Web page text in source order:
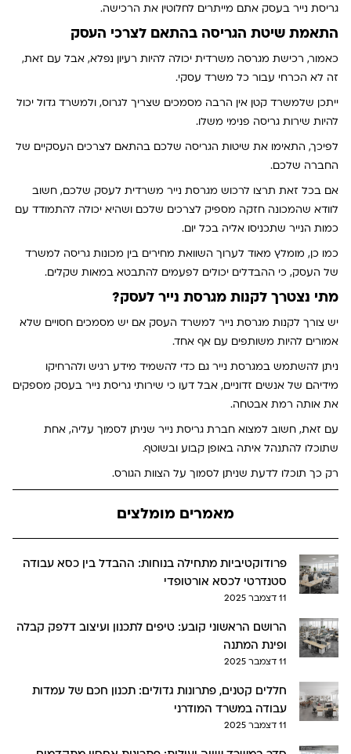
גריסת נייר בעסק אתם מייתרים לחלוטין את הרכישה.
התאמת שיטת הגריסה בהתאם לצרכי העסק
כאמור, רכישת מגרסה משרדית יכולה להיות רעיון נפלא, אבל עם זאת,
זה לא הכרחי עבור כל משרד עסקי.
ייתכן שלמשרד קטן אין הרבה מסמכים שצריך לגרוס, ולמשרד גדול יכול
להיות שירות גריסה פנימי משלו.
לפיכך, התאימו את שיטות הגריסה שלכם בהתאם לצרכים העסקיים של
החברה שלכם.
אם בכל זאת תרצו לרכוש מגרסת נייר משרדית לעסק שלכם, חשוב
לוודא שהמכונה חזקה מספיק לצרכים שלכם ושהיא יכולה להתמודד עם
כמות הנייר שתכניסו אליה בכל יום.
כמו כן, מומלץ מאוד לערוך השוואת מחירים בין מכונות גריסה למשרד
של העסק, כי ההבדלים יכולים לפעמים להתבטא במאות שקלים.
מתי נצטרך לקנות מגרסת נייר לעסק?
יש צורך לקנות מגרסת נייר למשרד העסק אם יש מסמכים חסויים שלא
אמורים להיות משותפים עם אף אחד.
ניתן להשתמש במגרסת נייר גם כדי להשמיד מידע רגיש ולהרחיקו
מידיהם של אנשים זדוניים, אבל דעו כי שירותי גריסת נייר בעסק מספקים
את אותה רמת אבטחה.
עם זאת, חשוב למצוא חברת גריסת נייר שניתן לסמוך עליה, אחת
שתוכלו להתנהל איתה באופן קבוע ובשוטף.
רק כך תוכלו לדעת שניתן לסמוך על הצוות הגורס.
מאמרים מומלצים
פרודוקטיביות מתחילה בנוחות: ההבדל בין כסא עבודה
סטנדרטי לכסא אורטופדי
11 דצמבר 2025
הרושם הראשוני קובע: טיפים לתכנון ועיצוב דלפק קבלה
ופינת המתנה
11 דצמבר 2025
חללים קטנים, פתרונות גדולים: תכנון חכם של עמדות
עבודה במשרד המודרני
11 דצמבר 2025